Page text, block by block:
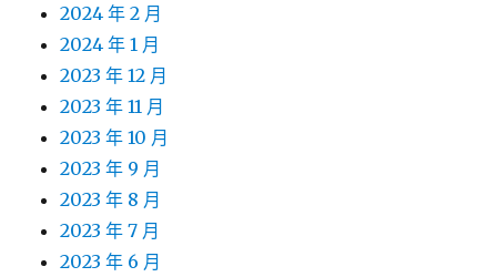
2024 年 2 月
2024 年 1 月
2023 年 12 月
2023 年 11 月
2023 年 10 月
2023 年 9 月
2023 年 8 月
2023 年 7 月
2023 年 6 月